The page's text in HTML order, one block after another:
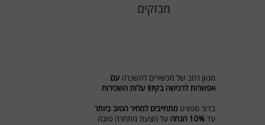
מבזקים
מגוון רחב של מכשירים להשכרה עם
אפשרות לרכישה בקיזוז עלות השכירות
בדור ספורט מתחייבים למחיר הטוב ביותר
עד
על הצעת מתחרה טובה